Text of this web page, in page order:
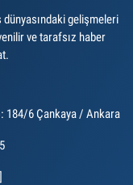
gelişmeleri
ve tarafsız haber
184/6 Çankaya / Ankara